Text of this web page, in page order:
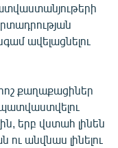
ավելացնելու
քաղաքացիներ
պատվաստվելու
երբ վստահ լինեն
ու անվնաս լինելու